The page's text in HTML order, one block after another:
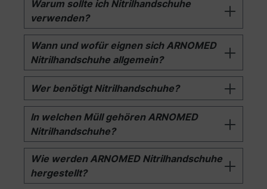
Warum sollte ich Nitrilhandschuhe
verwenden?
Wann und wofür eignen sich ARNOMED
Nitrilhandschuhe allgemein?
Wer benötigt Nitrilhandschuhe?
In welchen Müll gehören ARNOMED
Nitrilhandschuhe?
Wie werden ARNOMED Nitrilhandschuhe
hergestellt?